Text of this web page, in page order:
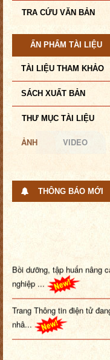
TRA CỨU VĂN BẢN
ẤN PHẨM TÀI LIỆU
TÀI LIỆU THAM KHẢO
SÁCH XUẤT BẢN
THƯ MỤC TÀI LIỆU
ẢNH VIDEO
THÔNG BÁO MỚI
Bồi dưỡng, tập huấn nâng
nghiệp ...
Trang Thông tin điện tử
nhâ...